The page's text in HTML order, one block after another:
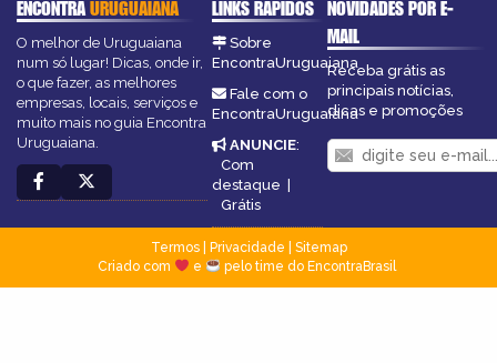
ENCONTRAURUGUAIANA
O melhor de Uruguaiana
num só lugar! Dicas, onde ir,
o que fazer, as melhores
empresas, locais, serviços e
muito mais no guia Encontra
Uruguaiana.
LINKS RÁPIDOS
Sobre
EncontraUruguaiana
Fale com o
EncontraUruguaiana
ANUNCIE:
Com
destaque
Grátis
NOVIDADES POR E-
MAIL
Receba grátis as
principais notícias,
dicas e promoções
Termos| Privacidade
Sitemap
Criado com
e pelo time do EncontraBrasil